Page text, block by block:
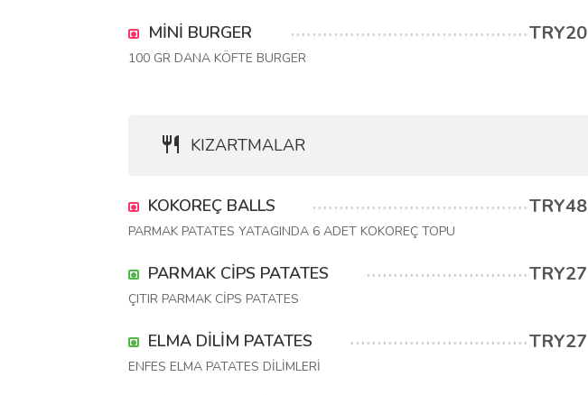
MİNİ BURGER TRY20
100 GR DANA KÖFTE BURGER
KIZARTMALAR
KOKOREÇ BALLS TRY48
PARMAK PATATES YATAGINDA 6 ADET KOKOREÇ TOPU
PARMAK CİPS PATATES TRY27
ÇITIR PARMAK CİPS PATATES
ELMA DİLİM PATATES TRY27
ENFES ELMA PATATES DİLİMLERİ